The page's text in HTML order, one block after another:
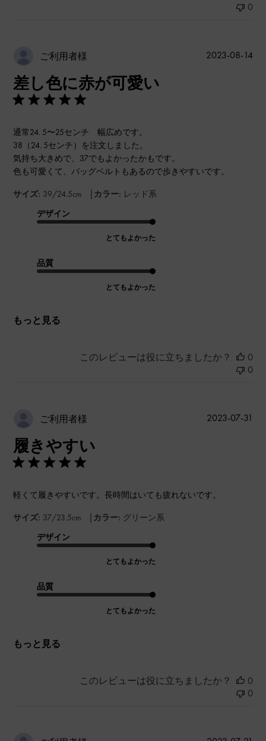
0
ご利用者様
差し色に赤が可愛い
通常24. 5〜25センチ 幅広めです。
38（24. 5センチ）を注文しました。
気持ち大きめで、37でもよかったかもです。
色も可愛くて、バッグベルトもあるので歩きやすいです。
サイズ: 39/24.5cm | カラー: レッド系
デザイン
とてもよかった
品質
とてもよかった
もっと見る
公
2023-08-14
このレビューは役に立ちましたか？
0
0
ご利用者様
履きやすい
軽くて履きやすいです。長時間はいても疲れないです。
サイズ: 37/23.5cm | カラー: グリーン系
デザイン
とてもよかった
品質
とてもよかった
もっと見る
2023-07-31
このレビューは役に立ちましたか？
0
0